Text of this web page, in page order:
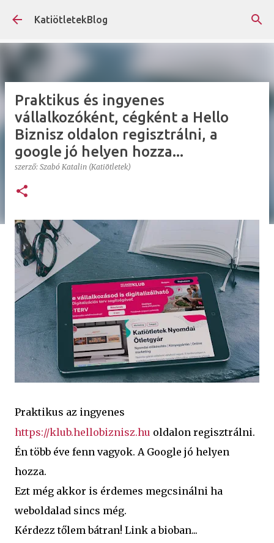
Ugrás a fő tartalomra
KatiötletekBlog
Praktikus és ingyenes
vállalkozóként, cégként a Hello
Biznisz oldalon regisztrálni, a
google jó helyen hozza...
szerző: Szabó Katalin (Katiötletek)
Praktikus az ingyenes
https://klub.hellobiznisz.hu oldalon regisztrálni.
Én több éve fenn vagyok. A Google jó helyen
hozza.
Ezt még akkor is érdemes megcsinálni ha
weboldalad sincs még.
Kérdezz tőlem bátran! Link a bioban...